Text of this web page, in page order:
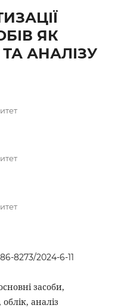
ЯК
АНАЛІЗУ
8273/2024-6-11
засоби,
аналіз